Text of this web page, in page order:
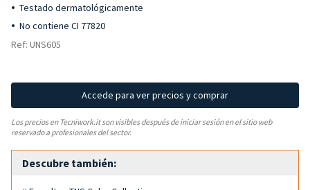
Testado dermatológicamente
No contiene CI 77820
Ref: UNS605
Accede para ver precios y comprar
Los precios en Tecniwork.it son visibles después de iniciar sesión en el sitio web
reservado a profesionales del sector.
Descubre también: